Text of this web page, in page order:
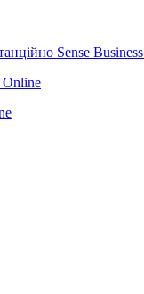
анційно Sense Business
Online